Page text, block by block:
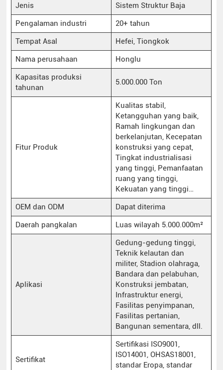
Jenis
Sistem Struktur Baja
Pengalaman industri
20+ tahun
Tempat Asal
Hefei, Tiongkok
Nama perusahaan
Honglu
Kapasitas produksi
tahunan
5.000.000 Ton
Fitur Produk
Kualitas stabil,
Ketangguhan yang baik,
Ramah lingkungan dan
berkelanjutan, Kecepatan
konstruksi yang cepat,
Tingkat industrialisasi
yang tinggi, Pemanfaatan
ruang yang tinggi,
Kekuatan yang tinggi…
OEM dan ODM
Dapat diterima
Daerah pangkalan
Luas wilayah 5.000.000m²
Aplikasi
Gedung-gedung tinggi,
Teknik kelautan dan
militer, Stadion olahraga,
Bandara dan pelabuhan,
Konstruksi jembatan,
Infrastruktur energi,
Fasilitas penyimpanan,
Fasilitas pertanian,
Bangunan sementara, dll.
Sertifikat
Sertifikasi ISO9001,
ISO14001, OHSAS18001,
standar Eropa, standar